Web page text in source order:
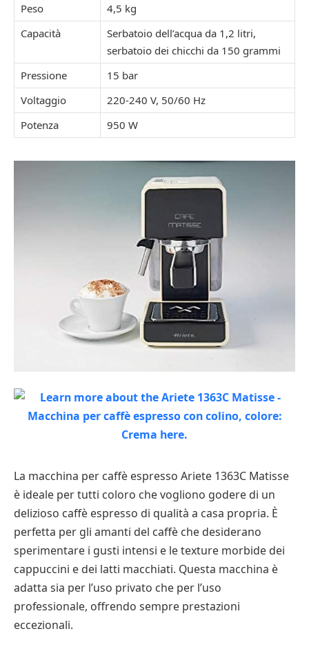
Peso
4,5 kg
Capacità
Serbatoio dell’acqua da 1,2 litri,
serbatoio dei chicchi da 150 grammi
Pressione
15 bar
Voltaggio
220-240 V, 50/60 Hz
Potenza
950 W
La macchina per caffè espresso Ariete 1363C Matisse
è ideale per tutti coloro che vogliono godere di un
delizioso caffè espresso di qualità a casa propria. È
perfetta per gli amanti del caffè che desiderano
sperimentare i gusti intensi e le texture morbide dei
cappuccini e dei latti macchiati. Questa macchina è
adatta sia per l’uso privato che per l’uso
professionale, offrendo sempre prestazioni
eccezionali.